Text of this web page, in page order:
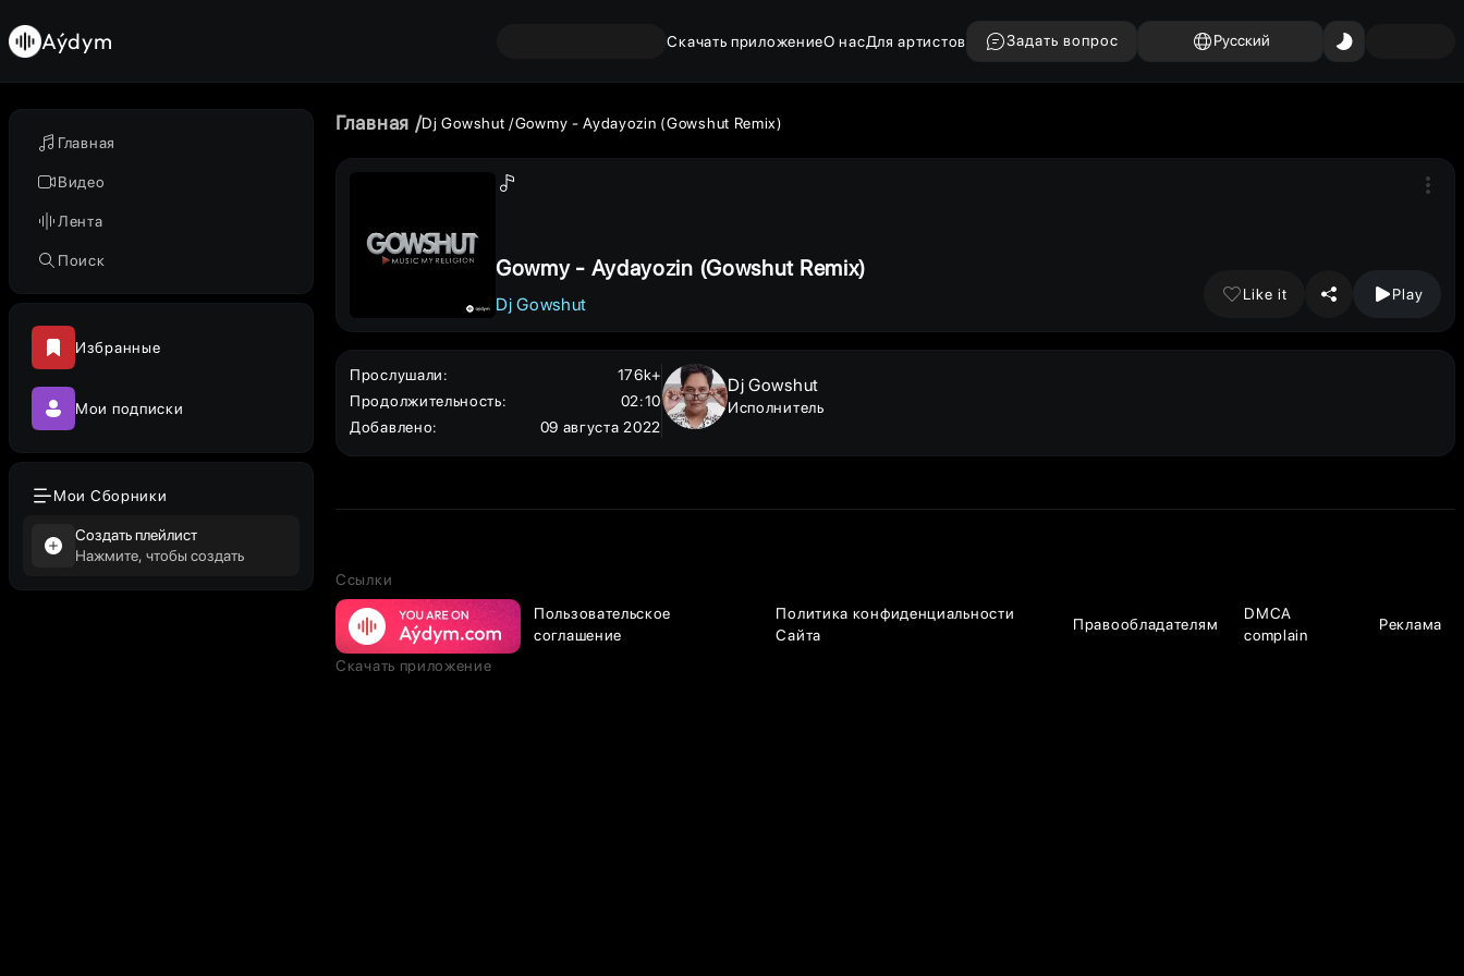
Главная
Видео
Лента
Поиск
Избранные
Мои подписки
Мои Сборники
Создать плейлист
Нажмите, чтобы создать
Aýdym Скачать приложениеО насДля артистов Задать вопрос Русский
Главная Dj Gowshut Gowmy - Aydayozin (Gowshut Remix)
Gowmy - Aydayozin (Gowshut Remix)
Dj Gowshut
Like it Play
Прослушали:
176k+
Продолжительность:
02:10
Добавлено: 09 августа 2022
Dj Gowshut
Исполнитель
Ссылки
Пользовательское
соглашение
Политика конфиденциальности
Сайта
Правообладателям
DMCA
complain
Реклама
Скачать приложение